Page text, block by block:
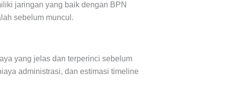
jaringan yang baik dengan BPN
sebelum muncul.
yang jelas dan terperinci sebelum
administrasi, dan estimasi timeline